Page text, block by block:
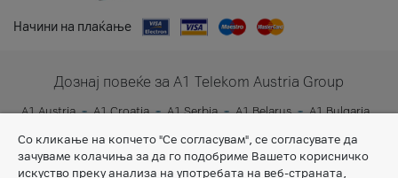
Начини на плаќање
Дознај повеќе за A1 Telekom Austria Group
A1 Austria A1 Croatia A1 Serbia A1 Belarus
A1 Bulgaria
Со кликање на копчето "Се согласувам", се согласувате да
зачуваме колачиња за да го подобриме Вашето корисничко
искуство преку анализа на употребата на веб-страната,